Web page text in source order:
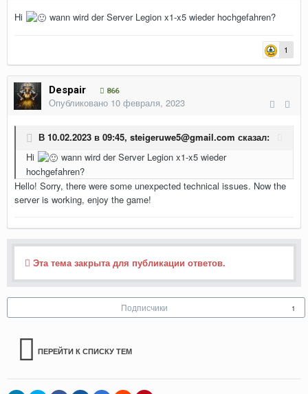
Hi wann wird der Server Legion x1-x5 wieder hochgefahren?
1
Despair 866
Опубликовано 10 февраля, 2023
В 10.02.2023 в 09:45, steigeruwe5@gmail.com сказал:
Hi
wann wird der Server Legion x1-x5 wieder
hochgefahren?
Hello! Sorry, there were some unexpected technical issues. Now the
server is working, enjoy the game!
Эта тема закрыта для публикации ответов.
Подписчики 1
ПЕРЕЙТИ К СПИСКУ ТЕМ